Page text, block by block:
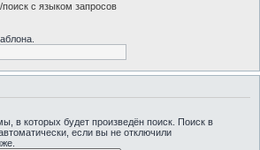
с языком запросов
в которых будет произведён поиск. Поиск в
если вы не отключили